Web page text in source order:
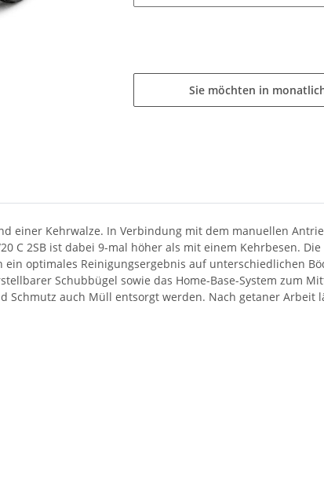
Sie möchten in
einer Kehrwalze. In Verbindung mit dem manuellen
C 2SB ist dabei 9-mal höher als mit einem Kehrbesen.
optimales Reinigungsergebnis auf unterschiedlichen
Schubbügel sowie das Home-Base-System zum
auch Müll entsorgt werden. Nach getaner Arbeit